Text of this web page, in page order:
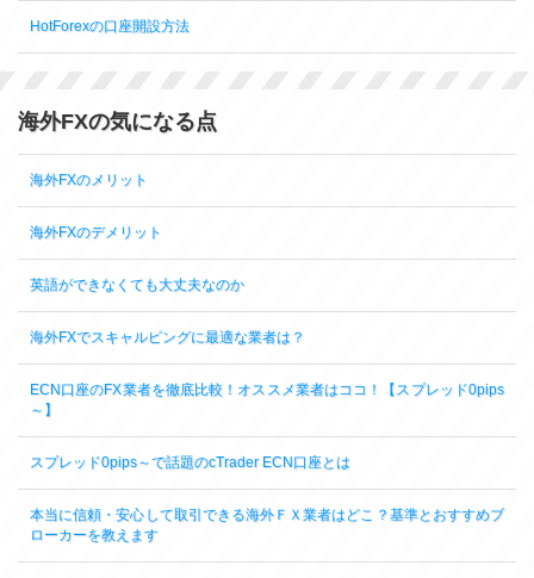
HotForexの口座開設方法
海外FXの気になる点
海外FXのメリット
海外FXのデメリット
英語ができなくても大丈夫なのか
海外FXでスキャルピングに最適な業者は？
ECN口座のFX業者を徹底比較！オススメ業者はココ！【スプレッド0pips
～】
スプレッド0pips～で話題のcTrader ECN口座とは
本当に信頼・安心して取引できる海外ＦＸ業者はどこ？基準とおすすめブ
ローカーを教えます